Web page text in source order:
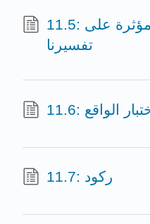
11.5: العوامل النفسية المؤثرة على
تفسيرنا
اختبار الواقع
11.7: ركود